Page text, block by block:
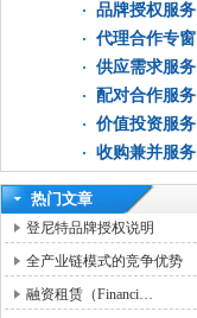
品牌授权服务
代理合作专窗
供应需求服务
配对合作服务
价值投资服务
收购兼并服务
热门文章
登尼特品牌授权说明
全产业链模式的竞争优势
融资租赁（Financi…